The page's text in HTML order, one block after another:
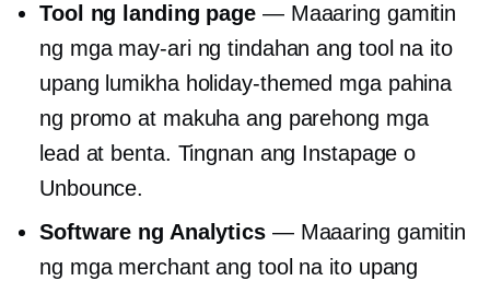
Tool ng landing page — Maaaring gamitin
ng mga may-ari ng tindahan ang tool na ito
upang lumikha holiday-themed mga pahina
ng promo at makuha ang parehong mga
lead at benta. Tingnan ang Instapage o
Unbounce.
Software ng Analytics— Maaaring gamitin
ng mga merchant ang tool na ito upang